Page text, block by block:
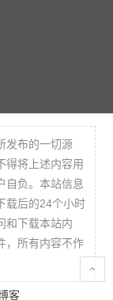
发布的一切源
得将上述内容用
自负。本站信息
载后的24个小时
和下载本站内
，所有内容不作
客